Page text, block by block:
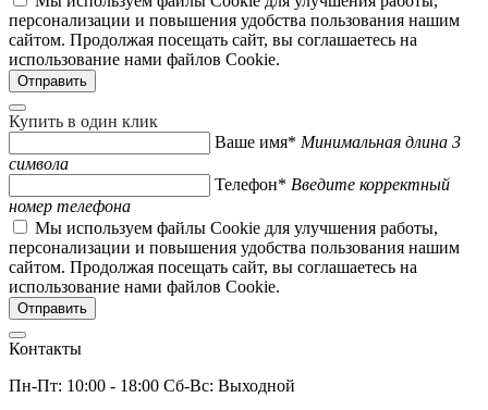
персонализации и повышения удобства пользования нашим
сайтом. Продолжая посещать сайт, вы соглашаетесь на
использование нами файлов Cookie.
Купить в один клик
Ваше имя* Минимальная длина 3
символа
Телефон* Введите корректный
номер телефона
Мы используем файлы Cookie для улучшения работы,
персонализации и повышения удобства пользования нашим
сайтом. Продолжая посещать сайт, вы соглашаетесь на
использование нами файлов Cookie.
Контакты
Пн-Пт: 10:00 - 18:00 Сб-Вс: Выходной